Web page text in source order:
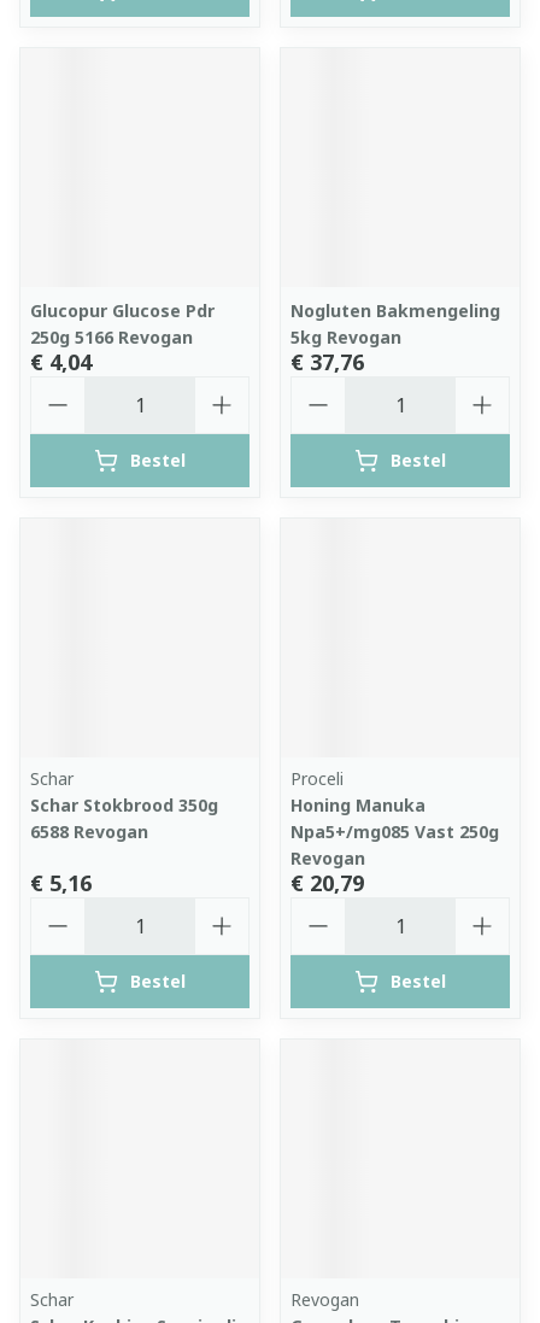
Glucopur Glucose Pdr
250g 5166 Revogan
€ 4,04
Bestel
Nogluten Bakmengeling
5kg Revogan
€ 37,76
Bestel
Schar
Schar Stokbrood 350g
6588 Revogan
€ 5,16
Bestel
Proceli
Honing Manuka
Npa5+/mg085 Vast 250g
Revogan
€ 20,79
Bestel
Schar
Revogan